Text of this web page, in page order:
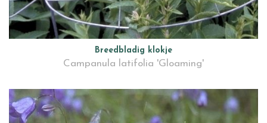
Breedbladig klokje
Campanula latifolia 'Gloaming'